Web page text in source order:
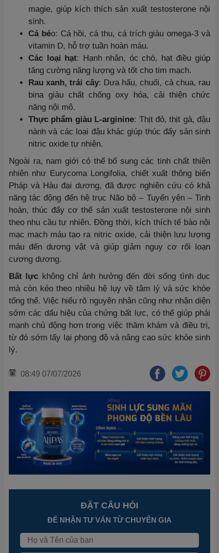
magie, giúp kích thích sản xuất testosterone nội
sinh.
Cá béo: Cá hồi, cá thu, cá trích giàu omega-3 và
vitamin D, hỗ trợ tuần hoàn máu.
Các loại hạt: Hạnh nhân, óc chó, hạt điều giúp
tăng cường năng lượng và tốt cho tim mạch.
Rau xanh, trái cây: Dưa hấu, chuối, cà chua, rau
bina giàu chất chống oxy hóa, cải thiện chức
năng nội mô.
Thực phẩm giàu L-arginine: Thịt đỏ, thịt gà, đậu
nành và các loại đậu khác giúp thúc đẩy sản sinh
nitric oxide tự nhiên.
Ngoài ra, nam giới có thể bổ sung các tinh chất thiên
nhiên như Eurycoma Longifolia, chiết xuất thông biển
Pháp và Hàu đại dương, đã được nghiên cứu có khả
năng tác động đến hệ trục Não bộ – Tuyến yên – Tinh
hoàn, thúc đẩy cơ thể sản xuất testosterone nội sinh
theo nhu cầu tự nhiên. Đồng thời, kích thích tế bào nội
mạc mạch máu tạo ra nitric oxide, cải thiện lưu lượng
máu đến dương vật và giúp giảm nguy cơ rối loạn
cương dương.
Bất lực không chỉ ảnh hưởng đến đời sống tình dục
mà còn kéo theo nhiều hệ lụy về tâm lý và sức khỏe
tổng thể. Việc hiểu rõ nguyên nhân cũng như nhận diện
sớm các dấu hiệu của chứng bất lực, có thể giúp phái
mạnh chủ động hơn trong việc thăm khám và điều trị,
từ đó sớm lấy lại phong độ và nâng cao sức khỏe sinh
lý.
08:49 07/07/2026
ĐẶT CÂU HỎI
ĐỂ NHẬN TƯ VẤN TỪ CHUYÊN GIA